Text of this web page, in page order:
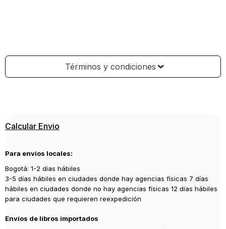
Términos y condiciones
Calcular Envio
Para envíos locales:
Bogotá: 1-2 días hábiles
3-5 días hábiles en ciudades donde hay agencias físicas 7 días
hábiles en ciudades donde no hay agencias físicas 12 días hábiles
para ciudades que requieren reexpedición
Envíos de libros importados